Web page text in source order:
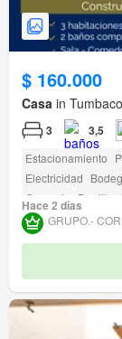
$ 160.000
Casa in
3 3,5
Estacionamiento
Electricidad
Conserje Parrilla
Acceso para
Hace 2 días